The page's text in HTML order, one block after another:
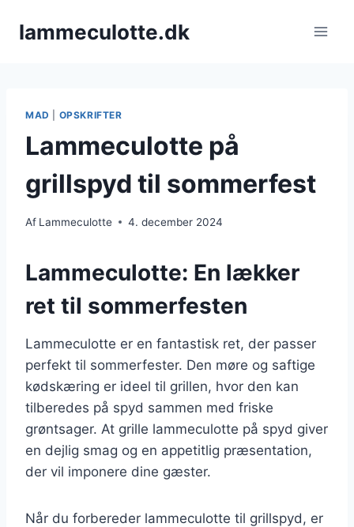
lammeculotte.dk
MAD OPSKRIFTER
Lammeculotte på
grillspyd til sommerfest
Af Lammeculotte 4. december 2024
Lammeculotte: En lækker
ret til sommerfesten
Lammeculotte er en fantastisk ret, der passer
perfekt til sommerfester. Den møre og saftige
kødskæring er ideel til grillen, hvor den kan
tilberedes på spyd sammen med friske
grøntsager. At grille lammeculotte på spyd giver
en dejlig smag og en appetitlig præsentation,
der vil imponere dine gæster.
Når du forbereder lammeculotte til grillspyd, er